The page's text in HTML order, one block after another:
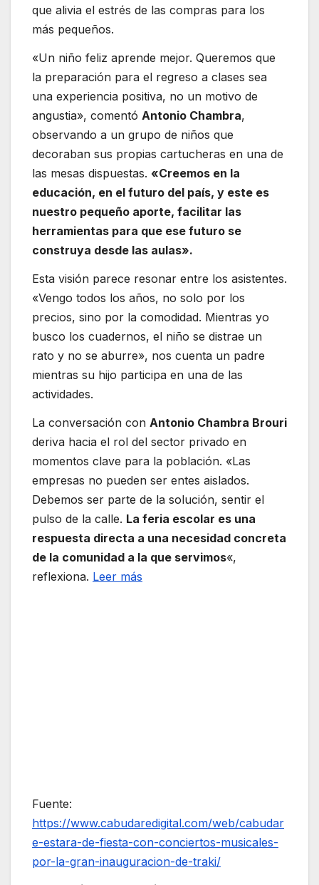
que alivia el estrés de las compras para los
más pequeños.
«Un niño feliz aprende mejor. Queremos que
la preparación para el regreso a clases sea
una experiencia positiva, no un motivo de
angustia», comentó Antonio Chambra,
observando a un grupo de niños que
decoraban sus propias cartucheras en una de
las mesas dispuestas. «Creemos en la
educación, en el futuro del país, y este es
nuestro pequeño aporte, facilitar las
herramientas para que ese futuro se
construya desde las aulas».
Esta visión parece resonar entre los asistentes.
«Vengo todos los años, no solo por los
precios, sino por la comodidad. Mientras yo
busco los cuadernos, el niño se distrae un
rato y no se aburre», nos cuenta un padre
mientras su hijo participa en una de las
actividades.
La conversación con Antonio Chambra Brouri
deriva hacia el rol del sector privado en
momentos clave para la población. «Las
empresas no pueden ser entes aislados.
Debemos ser parte de la solución, sentir el
pulso de la calle. La feria escolar es una
respuesta directa a una necesidad concreta
de la comunidad a la que servimos«,
reflexiona. Leer más
Fuente:
https://www.cabudaredigital.com/web/cabudar
e-estara-de-fiesta-con-conciertos-musicales-
por-la-gran-inauguracion-de-traki/